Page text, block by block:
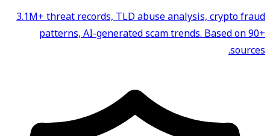
3.1M+ threat records, TLD abuse analysis, crypto fraud
patterns, AI-generated scam trends. Based on 90+
sources.